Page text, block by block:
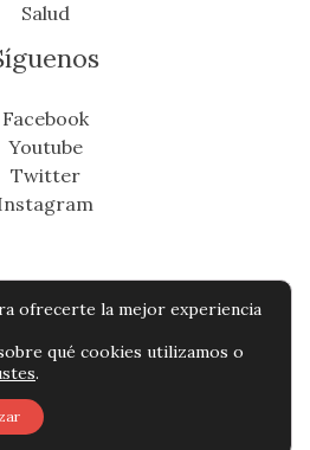
Salud
Facebook
Youtube
Twitter
os direitos reservados -
Contacto
ofrecerte la mejor experiencia
qué cookies utilizamos o
.